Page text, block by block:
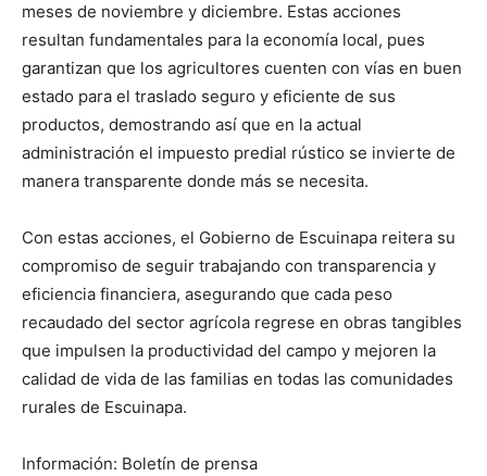
meses de noviembre y diciembre. Estas acciones
resultan fundamentales para la economía local, pues
garantizan que los agricultores cuenten con vías en buen
estado para el traslado seguro y eficiente de sus
productos, demostrando así que en la actual
administración el impuesto predial rústico se invierte de
manera transparente donde más se necesita.
Con estas acciones, el Gobierno de Escuinapa reitera su
compromiso de seguir trabajando con transparencia y
eficiencia financiera, asegurando que cada peso
recaudado del sector agrícola regrese en obras tangibles
que impulsen la productividad del campo y mejoren la
calidad de vida de las familias en todas las comunidades
rurales de Escuinapa.
Información: Boletín de prensa